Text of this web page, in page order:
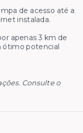
de acesso até a
instalada.
apenas 3 km de
ótimo potencial
Consulte o